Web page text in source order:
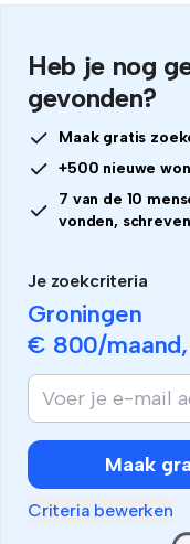
Heb je nog
gevonden?
Maak gratis
+500 nieuwe
7 van de 10
vonden,
Je zoekcriteria
Groningen
€ 800/
Maak
Criteria bewerken